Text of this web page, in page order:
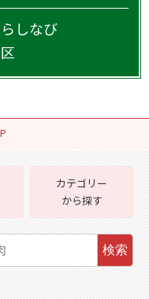
しなび
カテゴリー
から探す
検索